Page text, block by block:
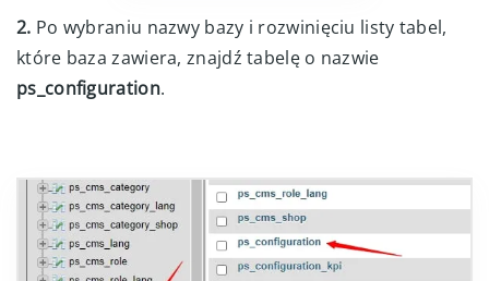
2. Po wybraniu nazwy bazy i rozwinięciu listy tabel,
które baza zawiera, znajdź tabelę o nazwie
ps_configuration.